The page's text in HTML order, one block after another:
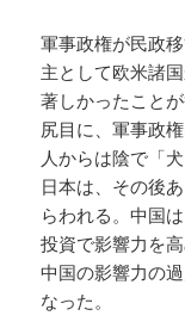
軍事政権が民政
主として欧米諸
著しかったこと
尻目に、軍事政
人からは陰で「
日本は、その後
らわれる。中国
投資で影響力を
中国の影響力の
なった。